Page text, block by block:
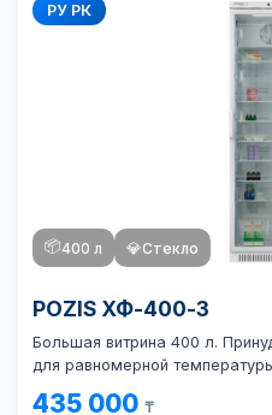
РУ РК
📦400 л 💎Стекло
POZIS ХФ-400-3
Большая витрина 400 л.
для равномерной
435 000 ₸